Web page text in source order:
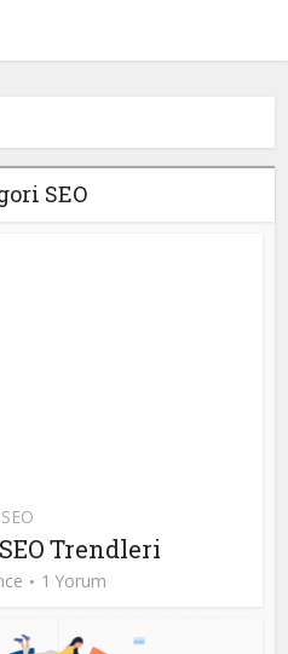
SEO
SEO
Trendleri
1 Yorum